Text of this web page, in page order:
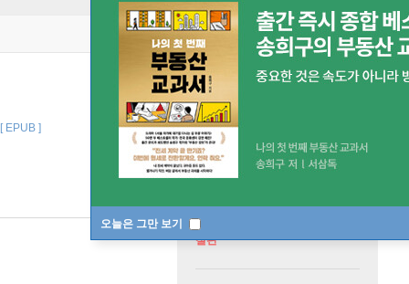
오늘은 그만 보기
[ EPUB ]
절판